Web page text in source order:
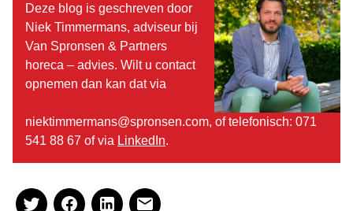
Deze blog is geschreven door
Niek Timmermans, adviseur bij
Van Spronsen & Partners
horeca – advies. Wilt u contact
opnemen dan kan dat via
niektimmermans@spronsen.com, of telefonisch: 071
541 88 67 of via LinkedIn.